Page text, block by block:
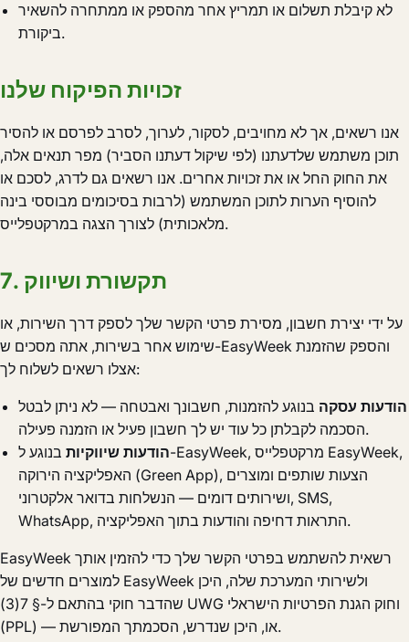
לא קיבלת תשלום או תמריץ אחר מהספק או ממתחרה להשאיר
ביקורת.
זכויות הפיקוח שלנו
אנו רשאים, אך לא מחויבים, לסקור, לערוך, לסרב לפרסם או להסיר
תוכן משתמש שלדעתנו (לפי שיקול דעתנו הסביר) מפר תנאים אלה,
את החוק החל או את זכויות אחרים. אנו רשאים גם לדרג, לסכם או
להוסיף הערות לתוכן המשתמש (לרבות בסיכומים מבוססי בינה
מלאכותית) לצורך הצגה במרקטפלייס.
7. תקשורת ושיווק
על ידי יצירת חשבון, מסירת פרטי הקשר שלך לספק דרך השירות, או
שימוש אחר בשירות, אתה מסכים ש-EasyWeek והספק שהזמנת
אצלו רשאים לשלוח לך:
הודעות עסקה בנוגע להזמנות, חשבונך ואבטחה — לא ניתן לבטל
הסכמה לקבלתן כל עוד יש לך חשבון פעיל או הזמנה פעילה.
הודעות שיווקיות בנוגע ל-EasyWeek, מרקטפלייס EasyWeek,
האפליקציה הירוקה (Green App), הצעות שותפים ומוצרים
ושירותים דומים — הנשלחות בדואר אלקטרוני, SMS,
WhatsApp, התראות דחיפה והודעות בתוך האפליקציה.
EasyWeek רשאית להשתמש בפרטי הקשר שלך כדי להזמין אותך
למוצרים חדשים של EasyWeek ולשירותי המערכת שלה, היכן
שהדבר חוקי בהתאם ל-§ 7(3) UWG וחוק הגנת הפרטיות הישראלי
(PPL) — או, היכן שנדרש, הסכמתך המפורשת.